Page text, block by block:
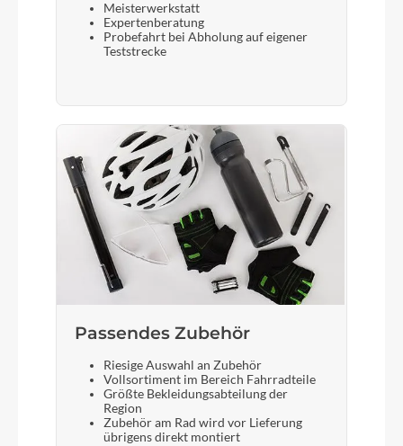
Meisterwerkstatt
Expertenberatung
Probefahrt bei Abholung auf eigener
Teststrecke
Passendes Zubehör
Riesige Auswahl an Zubehör
Vollsortiment im Bereich Fahrradteile
Größte Bekleidungsabteilung der
Region
Zubehör am Rad wird vor Lieferung
übrigens direkt montiert